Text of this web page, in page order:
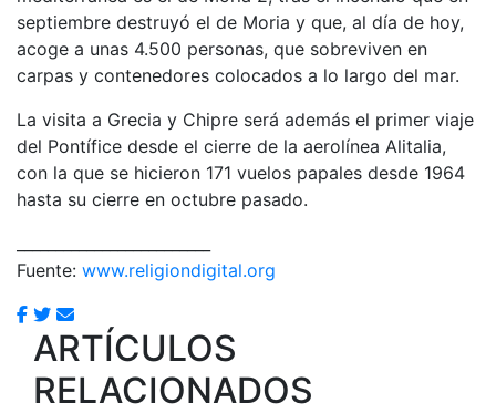
septiembre destruyó el de Moria y que, al día de hoy,
acoge a unas 4.500 personas, que sobreviven en
carpas y contenedores colocados a lo largo del mar.
La visita a Grecia y Chipre será además el primer viaje
del Pontífice desde el cierre de la aerolínea Alitalia,
con la que se hicieron 171 vuelos papales desde 1964
hasta su cierre en octubre pasado.
Fuente: www.religiondigital.org
ARTÍCULOS
RELACIONADOS